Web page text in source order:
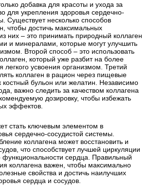
добавка для красоты и ухода за
для укрепления здоровья сердечно-
Существует несколько способов
чтобы достичь максимальных
них – это принимать природный коллаген
и минералами, которые могут улучшить
Второй способ – это использовать
который уже разбит на более
легкого усвоения организмом. Третий
коллаген в рацион через пищевые
костный бульон или желатин. Независимо
важно следить за качеством коллагена
дозировку, чтобы избежать
эффектов.
стать ключевым элементом в
сердечно-сосудистой системы.
коллагена может восстановить и
что способствует лучшей циркуляции
сердца. Правильный
коллагена важен, чтобы максимально
свойства и достичь наилучших
сердца и сосудов.